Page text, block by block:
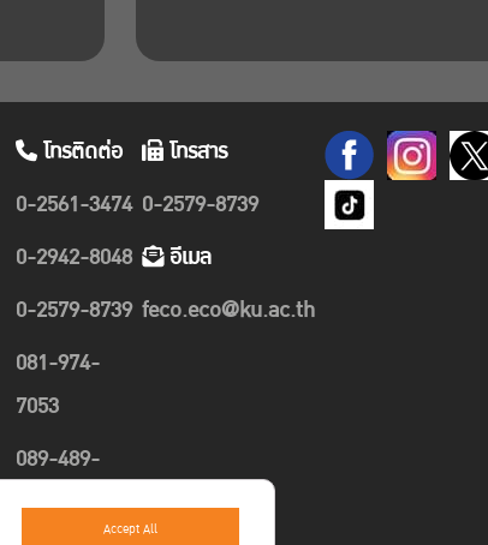
โทรติดต่อ
0-2561-3474
0-2942-8048
0-2579-8739
081-974-
7053
089-489-
1635
โทรสาร
0-2579-8739
อีเมล
feco.eco@ku.ac.th
Accept All